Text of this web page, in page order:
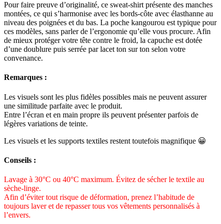
Pour faire preuve d’originalité, ce sweat-shirt présente des manches
montées, ce qui s’harmonise avec les bords-côte avec élasthanne au
niveau des poignées et du bas. La poche kangourou est typique pour
ces modèles, sans parler de l’ergonomie qu’elle vous procure. Afin
de mieux protéger votre tête contre le froid, la capuche est dotée
d’une doublure puis serrée par lacet ton sur ton selon votre
convenance.
Remarques :
Les visuels sont les plus fidèles possibles mais ne peuvent assurer
une similitude parfaite avec le produit.
Entre l’écran et en main propre ils peuvent présenter parfois de
légères variations de teinte.
Les visuels et les supports textiles restent toutefois magnifique 😀
Conseils :
Lavage à 30°C ou 40°C maximum. Évitez de sécher le textile au
sèche-linge.
Afin d’éviter tout risque de déformation, prenez l’habitude de
toujours laver et de repasser tous vos vêtements personnalisés à
l’envers.